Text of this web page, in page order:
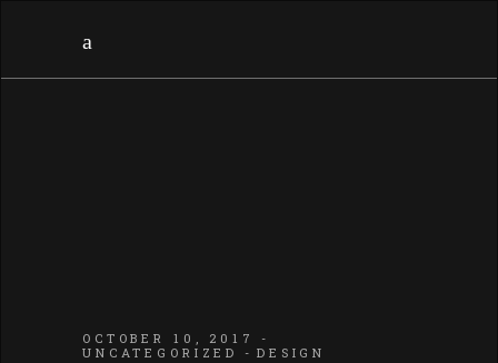
OCTOBER 10, 2017
UNCATEGORIZED
DESIGN